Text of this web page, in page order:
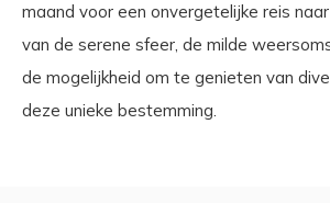
maand voor een onvergetelijke reis
van de serene sfeer, de milde
de mogelijkheid om te genieten van
deze unieke bestemming.